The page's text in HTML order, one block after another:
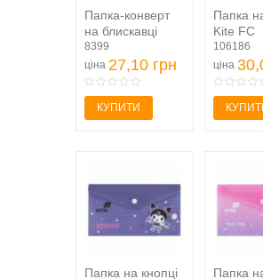
Папка-конверт
на блискавці
Axent 1408-00-A,
DL,...
8399
ціна 27,10 грн
КУПИТИ
Папка
Kite FC
246, DL
106186
ціна
Папка на кнопці Папка